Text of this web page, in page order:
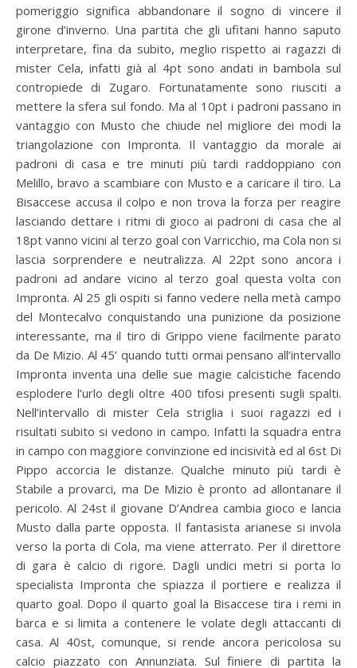
pomeriggio significa abbandonare il sogno di vincere il
girone d’inverno. Una partita che gli ufitani hanno saputo
interpretare, fina da subito, meglio rispetto ai ragazzi di
mister Cela, infatti già al 4pt sono andati in bambola sul
contropiede di Zugaro. Fortunatamente sono riusciti a
mettere la sfera sul fondo. Ma al 10pt i padroni passano in
vantaggio con Musto che chiude nel migliore dei modi la
triangolazione con Impronta. Il vantaggio da morale ai
padroni di casa e tre minuti più tardi raddoppiano con
Melillo, bravo a scambiare con Musto e a caricare il tiro. La
Bisaccese accusa il colpo e non trova la forza per reagire
lasciando dettare i ritmi di gioco ai padroni di casa che al
18pt vanno vicini al terzo goal con Varricchio, ma Cola non si
lascia sorprendere e neutralizza. Al 22pt sono ancora i
padroni ad andare vicino al terzo goal questa volta con
Impronta. Al 25 gli ospiti si fanno vedere nella metà campo
del Montecalvo conquistando una punizione da posizione
interessante, ma il tiro di Grippo viene facilmente parato
da De Mizio. Al 45’ quando tutti ormai pensano all’intervallo
Impronta inventa una delle sue magie calcistiche facendo
esplodere l’urlo degli oltre 400 tifosi presenti sugli spalti.
Nell’intervallo di mister Cela striglia i suoi ragazzi ed i
risultati subito si vedono in campo. Infatti la squadra entra
in campo con maggiore convinzione ed incisività ed al 6st Di
Pippo accorcia le distanze. Qualche minuto più tardi è
Stabile a provarci, ma De Mizio è pronto ad allontanare il
pericolo. Al 24st il giovane D’Andrea cambia gioco e lancia
Musto dalla parte opposta. Il fantasista arianese si invola
verso la porta di Cola, ma viene atterrato. Per il direttore
di gara è calcio di rigore. Dagli undici metri si porta lo
specialista Impronta che spiazza il portiere e realizza il
quarto goal. Dopo il quarto goal la Bisaccese tira i remi in
barca e si limita a contenere le volate degli attaccanti di
casa. Al 40st, comunque, si rende ancora pericolosa su
calcio piazzato con Annunziata. Sul finiere di partita la